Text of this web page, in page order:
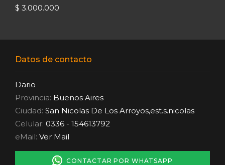
$ 3.000.000
Datos de contacto
Dario
Provincia: Buenos Aires
Ciudad: San Nicolas De Los Arroyos,est.s.nicolas
Celular: 0336 - 154613792
eMail: Ver Mail
CONTACTAR POR WHATSAPP